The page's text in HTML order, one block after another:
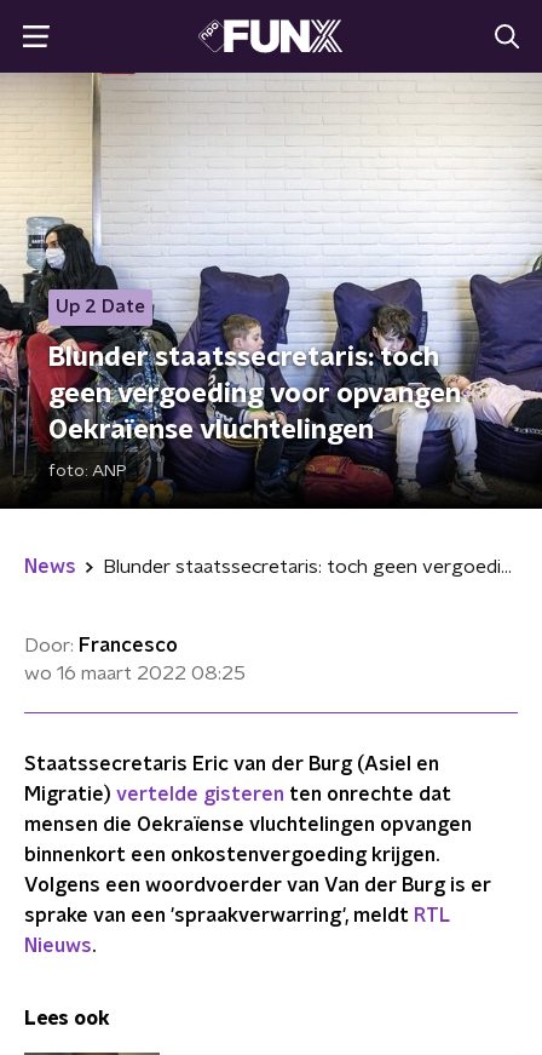
Up 2 Date
Blunder staatssecretaris: toch
geen vergoeding voor opvangen
Oekraïense vluchtelingen
foto: ANP
News Blunder staatssecretaris: toch geen vergoeding voor opvangen Oekraïense vluchtelingen
Door: Francesco
wo 16 maart 2022 08:25
Staatssecretaris Eric van der Burg (Asiel en
Migratie) vertelde gisteren ten onrechte dat
mensen die Oekraïense vluchtelingen opvangen
binnenkort een onkostenvergoeding krijgen.
Volgens een woordvoerder van Van der Burg is er
sprake van een 'spraakverwarring', meldt RTL
Nieuws.
Lees ook